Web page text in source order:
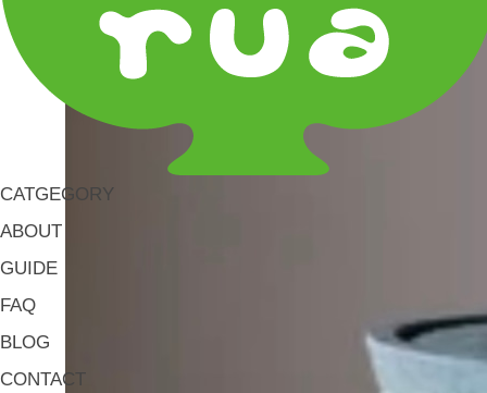
CATGEGORY
ABOUT
GUIDE
FAQ
BLOG
CONTACT